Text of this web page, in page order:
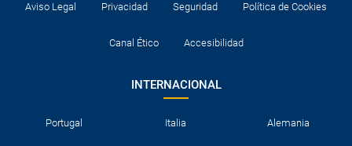
Aviso Legal Privacidad Seguridad Política de Cookies
Canal Ético Accesibilidad
INTERNACIONAL
Portugal Italia Alemania